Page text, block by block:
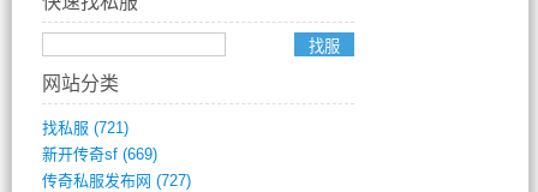
网站分类
找私服 (721)
新开传奇sf(669)
传奇私服发布网 (727)